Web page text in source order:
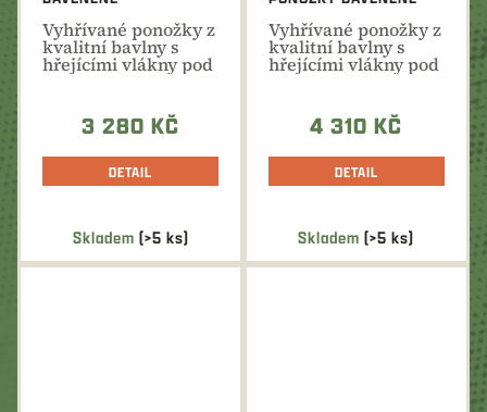
Skladem (>5 ks)
Vyhřívané ponožky z
kvalitní bavlny s
hřejícími vlákny pod
prsty nohy. ...
3 280 KČ
DETAIL
Skladem(>5 ks)
Vyhřívané ponožky z
kvalitní bavlny s
hřejícími vlákny pod
prsty nohy. ...
4 310 KČ
DETAIL